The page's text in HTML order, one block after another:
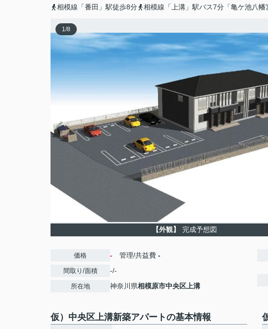
相模線「番田」駅徒歩8分
相模線「上溝」駅バス7分「亀ケ池八幡
1/8
【外観】 完成予想図
価格 - 管理/共益費 -
間取り/面積 -/-
所在地 神奈川県相模原市中央区 上溝
仮）中央区上溝新築アパートの基本情報